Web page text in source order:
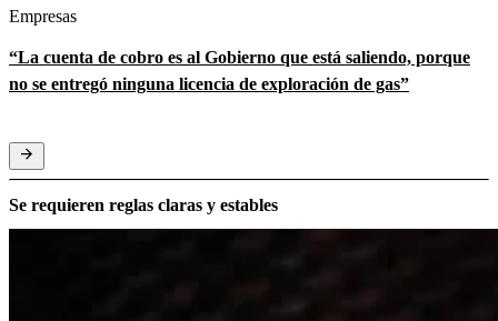
Empresas
“La cuenta de cobro es al Gobierno que está saliendo, porque
no se entregó ninguna licencia de exploración de gas”
Se requieren reglas claras y estables